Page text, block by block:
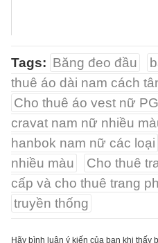
Tags: Băng đeo đầu
thuê áo dài nam cách
Cho thuê áo vest nữ PG
cravat nam nữ nhiều
hanbok nam nữ các loại
nhiều màu
Cho thuê
cấp và cho thuê trang
truyền thống
Hãy bình luận ý kiến của bạn khi thấy